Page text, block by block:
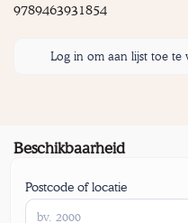
9789463931854
Log in om aan lijst toe te
Beschikbaarheid
Postcode of locatie